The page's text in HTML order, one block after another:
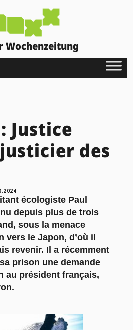
Wochenzeitung
Justice
des
écologiste Paul
depuis plus de trois
sous la menace
vers le Japon, d’où il
revenir. Il a récemment
prison une demande
au président français,